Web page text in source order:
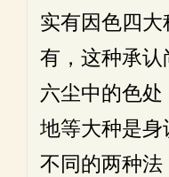
实有因色四
有，这种承认
六尘中的色
地等大种是身
不同的两种法